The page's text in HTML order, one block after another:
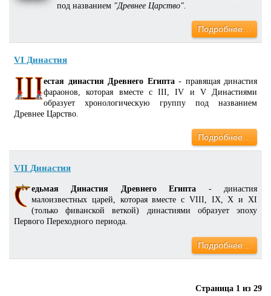
под названием "Древнее Царство".
Подробнее…
VI Династия
естая династия Древнего Египта- правящая династия
фараонов, которая вместе с III, IV и V Династиями
образует хронологическую группу под названием
Древнее Царство.
Подробнее…
VII Династия
едьмая Династия Древнего Египта - династия
малоизвестных царей, которая вместе с VIII, IX, X и XI
(только фиванской веткой) династиями образует эпоху
Первого Переходного периода.
Подробнее…
Страница 1 из 29